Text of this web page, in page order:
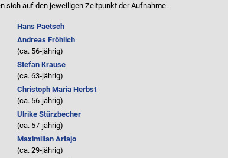
sich auf den jeweiligenZeitpunkt der Aufnahme.
Hans Paetsch
Andreas Fröhlich
(ca. 56‑jährig)
Stefan Krause
(ca. 63‑jährig)
Christoph Maria Herbst
(ca. 56‑jährig)
Ulrike Stürzbecher
(ca. 57‑jährig)
Maximilian Artajo
(ca. 29‑jährig)